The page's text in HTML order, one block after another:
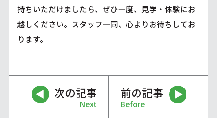
持ちいただけましたら、ぜひ一度、見学・体験にお
越しください。スタッフ一同、心よりお待ちしてお
ります。
次の記事
Next
前の記事
Before